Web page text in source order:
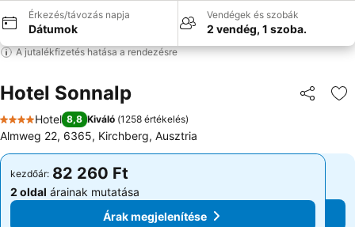
Érkezés/távozás napja
Dátumok
Vendégek és szobák
2 vendég, 1 szoba.
A jutalékfizetés hatása a rendezésre
Hotel Sonnalp
4 Kategória
Hotel 8,8 Kiváló (1258 értékelés)
Almweg 22, 6365, Kirchberg, Ausztria
kezdőár: 82 260 Ft
2 oldal árainak mutatása
Árak megjelenítése
kezdőár: 82 260 Ft
2 oldal árainak mutatása
Árak megjelenítése